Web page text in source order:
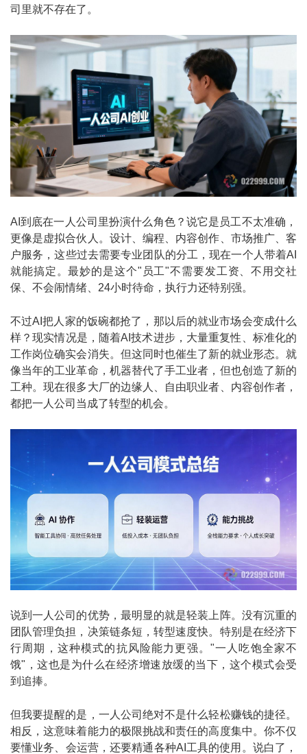
司里就不存在了。
AI到底在一人公司里扮演什么角色？说它是员工不太准确，
更像是虚拟合伙人。设计、编程、内容创作、市场推广、客
户服务，这些过去需要专业团队的分工，现在一个人带着AI
就能搞定。最妙的是这个"员工"不需要发工资、不用交社
保、不会闹情绪、24小时待命，执行力还特别强。
不过AI把人家的饭碗都抢了，那以后的就业市场会变成什么
样？现实情况是，随着AI技术进步，大量重复性、标准化的
工作岗位确实会消失。但这同时也催生了新的就业形态。就
像当年的工业革命，机器替代了手工业者，但也创造了新的
工种。现在很多大厂的边缘人、自由职业者、内容创作者，
都把一人公司当成了转型的机会。
说到一人公司的优势，最明显的就是轻装上阵。没有沉重的
团队管理负担，决策链条短，转型速度快。特别是在经济下
行周期，这种模式的抗风险能力更强。"一人吃饱全家不
饿"，这也是为什么在经济增速放缓的当下，这个模式会受
到追捧。
但我要提醒的是，一人公司绝对不是什么轻松赚钱的捷径。
相反，这意味着能力的极限挑战和责任的高度集中。你不仅
要懂业务、会运营，还要精通各种AI工具的使用。说白了，